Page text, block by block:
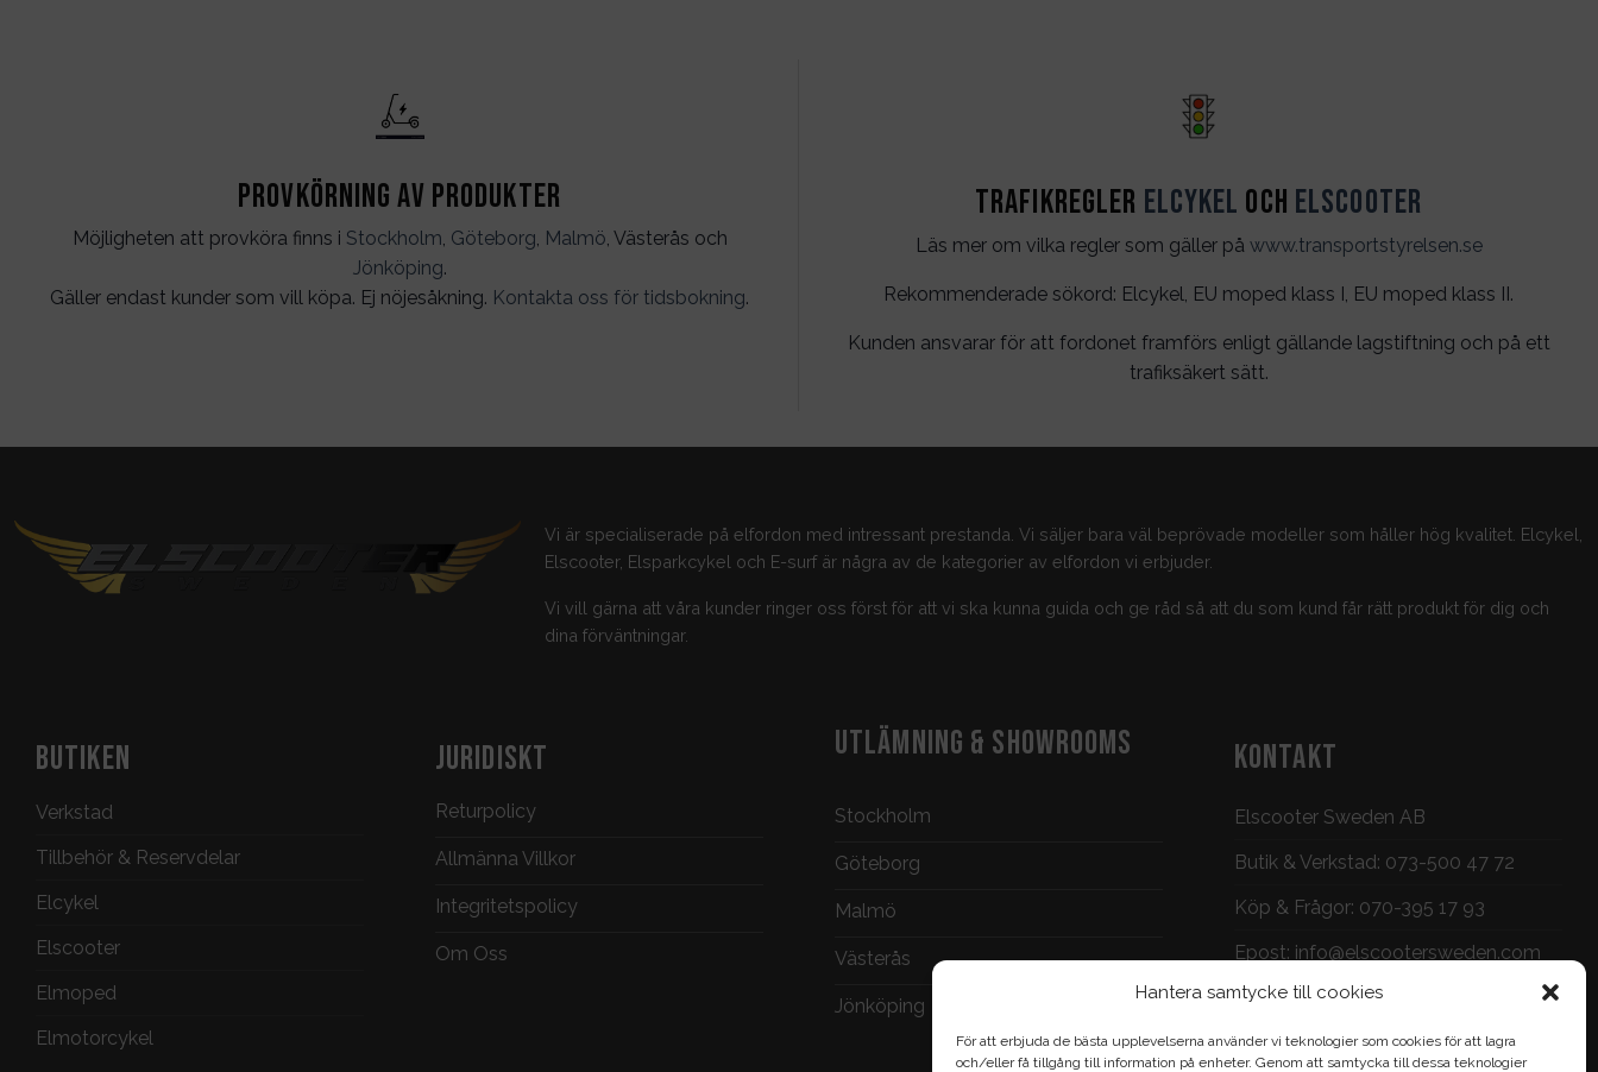
Hantera samtycke till cookies
För att erbjuda de bästa upplevelserna använder vi teknologier som cookies för att lagra
och/eller få tillgång till information på enheter. Genom att samtycka till dessa teknologier
Provkörning av produkter
Möjligheten att provköra finns i Stockholm, Göteborg, Malmö, Västerås och
Jönköping.
Gäller endast kunder som vill köpa. Ej nöjesåkning. Kontakta oss för tidsbokning.
Trafikregler Elcykel och Elscooter
Läs mer om vilka regler som gäller på www.transportstyrelsen.se
Rekommenderade sökord: Elcykel, EU moped klass I, EU moped klass II.
Kunden ansvarar för att fordonet framförs enligt gällande lagstiftning och på ett
trafiksäkert sätt.
Vi är specialiserade på elfordon med intressant prestanda. Vi säljer bara väl beprövade modeller som håller hög kvalitet. Elcykel,
Elscooter, Elsparkcykel och E-surf är några av de kategorier av elfordon vi erbjuder.
Vi vill gärna att våra kunder ringer oss först för att vi ska kunna guida och ge råd så att du som kund får rätt produkt för dig och
dina förväntningar.
BUTIKEN
Verkstad
Tillbehör & Reservdelar
Elcykel
Elscooter
Elmoped
Elmotorcykel
JURIDISKT
Returpolicy
Allmänna Villkor
Integritetspolicy
Om Oss
UTLÄMNING & SHOWROOMS
Stockholm
Göteborg
Malmö
Västerås
Jönköping
KONTAKT
Elscooter Sweden AB
Butik & Verkstad: 073-500 47 72
Köp & Frågor: 070-395 17 93
Epost: info@elscootersweden.com
Brunnsgatan 7, Jönköping